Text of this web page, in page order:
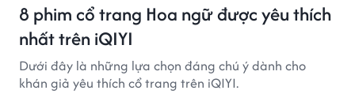
8 phim cổ trang Hoa ngữ được yêu thích
nhất trên iQIYI
Dưới đây là những lựa chọn đáng chú ý dành cho
khán giả yêu thích cổ trang trên iQIYI.